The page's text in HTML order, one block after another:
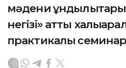
мәдени құндылықтары
негізі» атты
практикалық